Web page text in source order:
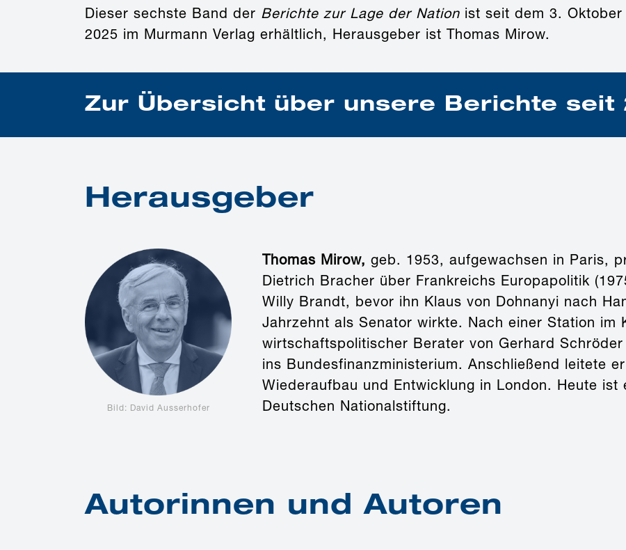
Dieser sechste Band der Berichte zur Lage der Nation ist seit dem 3. Oktober
2025 im Murmann Verlag erhältlich, Herausgeber ist Thomas Mirow.
Zur Übersicht über unsere Berichte seit
Herausgeber
Bild: David Ausserhofer
Thomas Mirow,geb. 1953, aufgewachsen in Paris,
Dietrich Bracher über Frankreichs Europapolitik
Willy Brandt, bevor ihn Klaus von Dohnanyi nach
Jahrzehnt als Senator wirkte. Nach einer Station im
wirtschaftspolitischer Berater von Gerhard
ins Bundesfinanzministerium. Anschließend leitete
Wiederaufbau und Entwicklung in London. Heute
Deutschen Nationalstiftung.
Autorinnen und Autoren